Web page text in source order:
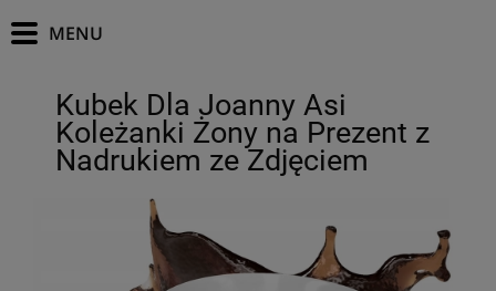
Kubek Dla Joanny Asi
Koleżanki Żony na Prezent z
Nadrukiem ze Zdjęciem